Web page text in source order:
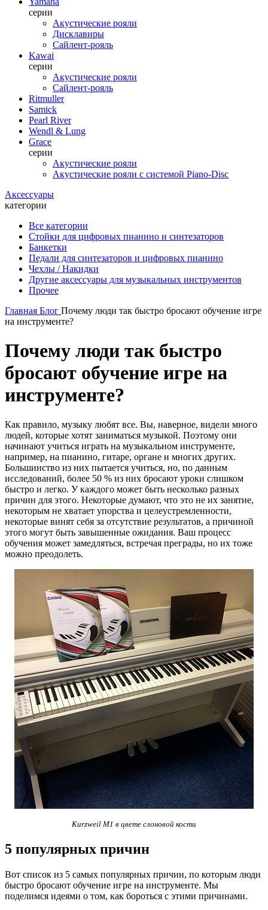
серии
Акустические рояли
Дисклавиры
Сайлент-рояль
Kawai
серии
Акустические рояли
Сайлент-рояль
Ritmuller
Samick
Pearl River
Wendl & Lung
Grace
серии
Акустические рояли
Акустические рояли с системой Piano-Disc
Аксессуары
категории
Все категории
Стойки для цифровых пианино и синтезаторов
Банкетки
Педали для синтезаторов и цифровых пианино
Чехлы / Накидки
Другие аксессуары для музыкальных инструментов
Прочее
Главная Блог Почему люди так быстро бросают обучение игре
на инструменте?
Почему люди так быстро
бросают обучение игре на
инструменте?
Как правило, музыку любят все. Вы, наверное, видели много
людей, которые хотят заниматься музыкой. Поэтому они
начинают учиться играть на музыкальном инструменте,
например, на пианино, гитаре, органе и многих других.
Большинство из них пытается учиться, но, по данным
исследований, более 50 % из них бросают уроки слишком
быстро и легко. У каждого может быть несколько разных
причин для этого. Некоторые думают, что это не их занятие,
некоторым не хватает упорства и целеустремленности,
некоторые винят себя за отсутствие результатов, а причиной
этого могут быть завышенные ожидания. Ваш процесс
обучения может замедляться, встречая преграды, но их тоже
можно преодолеть.
Kurzweil M1 в цвете слоновой кости
5 популярных причин
Вот список из 5 самых популярных причин, по которым люди
быстро бросают обучение игре на инструменте. Мы
поделимся идеями о том, как бороться с этими причинами.